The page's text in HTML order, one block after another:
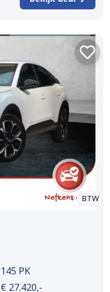
BTW
145 PK
€ 27.420,-